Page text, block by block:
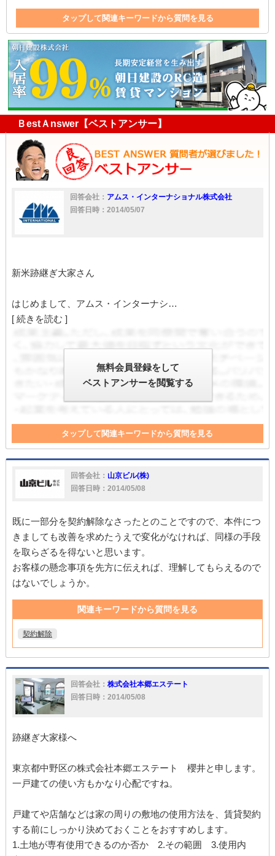
タップして関連キーワードから質問を見る
退去 契約解除 駐車場 入居者 土地
入居
ごみ屋敷
駐車 借主 物置
ＢestＡnswer【ベストアンサー】
回答会社： アムス・インターナショナル株式会社
回答日時：2014/05/07
新米跡継ぎ大家さん
はじめまして、アムス・インターナシ…
[ 続きを読む ]
無料会員登録をして
ベストアンサーを閲覧する
タップして関連キーワードから質問を見る
解約 正当な事由 債務不履行 賃貸借契約
大家
違反
契約者
回答会社： 山京ビル(株)
回答日時：2014/05/08
既に一部分を契約解除なさったとのことですので、本件につ
きましても改善を求めたうえで変化がなければ、同様の手段
を取らざるを得ないと思います。
お客様の懸念事項を先方に伝えれば、理解してもらえるので
はないでしょうか。
関連キーワードから質問を見る
契約解除
回答会社： 株式会社本郷エステート
回答日時：2014/05/08
跡継ぎ大家様へ
東京都中野区の株式会社本郷エステート 櫻井と申します。
一戸建ての使い方もかなり心配ですね。
戸建てや店舗などは家の周りの敷地の使用方法を、賃貸契約
する前にしっかり決めておくことをおすすめします。
1.土地が専有使用できるのか否か 2.その範囲 3.使用内